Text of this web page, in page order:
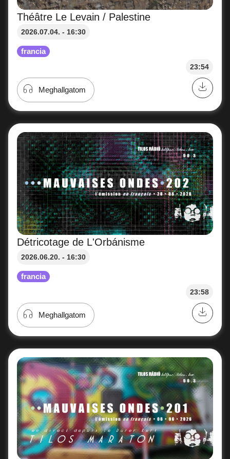
Théâtre Le Levain / Palestine
2026.07.04. - 16:30
francia
23:54
Meghallgatom
Détricotage de L'Orbánisme
2026.06.20. - 16:30
francia
23:58
Meghallgatom